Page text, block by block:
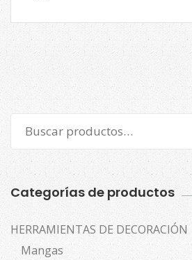
imagen
para
más
diseños.
cantidad
por:
Categorías de productos
HERRAMIENTAS DE DECORACIÓN
Mangas